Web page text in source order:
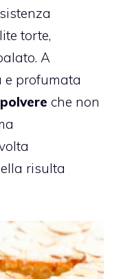
torte,
A
e profumata
che non
risulta